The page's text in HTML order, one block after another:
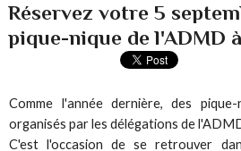
Réservez votre 5
pique-nique de l'ADMD
Comme l'année dernière, des
organisés par les délégations de
C'est l'occasion de se retrouver